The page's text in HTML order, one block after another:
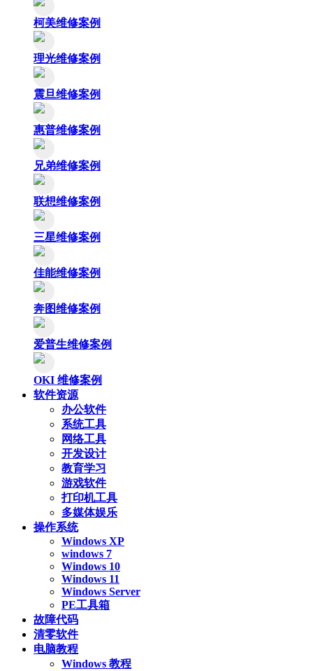
柯美维修案例
理光维修案例
震旦维修案例
惠普维修案例
兄弟维修案例
联想维修案例
三星维修案例
佳能维修案例
奔图维修案例
爱普生维修案例
OKI 维修案例
软件资源
办公软件
系统工具
网络工具
开发设计
教育学习
游戏软件
打印机工具
多媒体娱乐
操作系统
Windows XP
windows 7
Windows 10
Windows 11
Windows Server
PE工具箱
故障代码
清零软件
电脑教程
Windows 教程